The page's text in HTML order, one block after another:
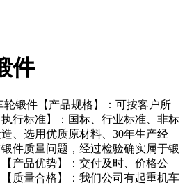
件
轮锻件【产品规格】：可按客户所
行标准】：国标、行业标准、非标
、选用优质原材料、30年生产经
件质量问题，经过检验确实属于锻
产品优势】：交付及时、价格公
质量合格】：我们公司有起重机车